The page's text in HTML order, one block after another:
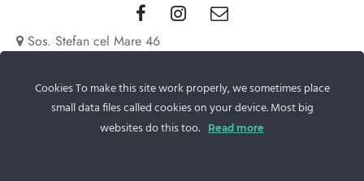
Sos. Stefan cel Mare 46
bianca@blana.ro
Cookies To make this site work properly, we sometimes place
small data files called cookies on your device. Most big
websites do this too.
Read more